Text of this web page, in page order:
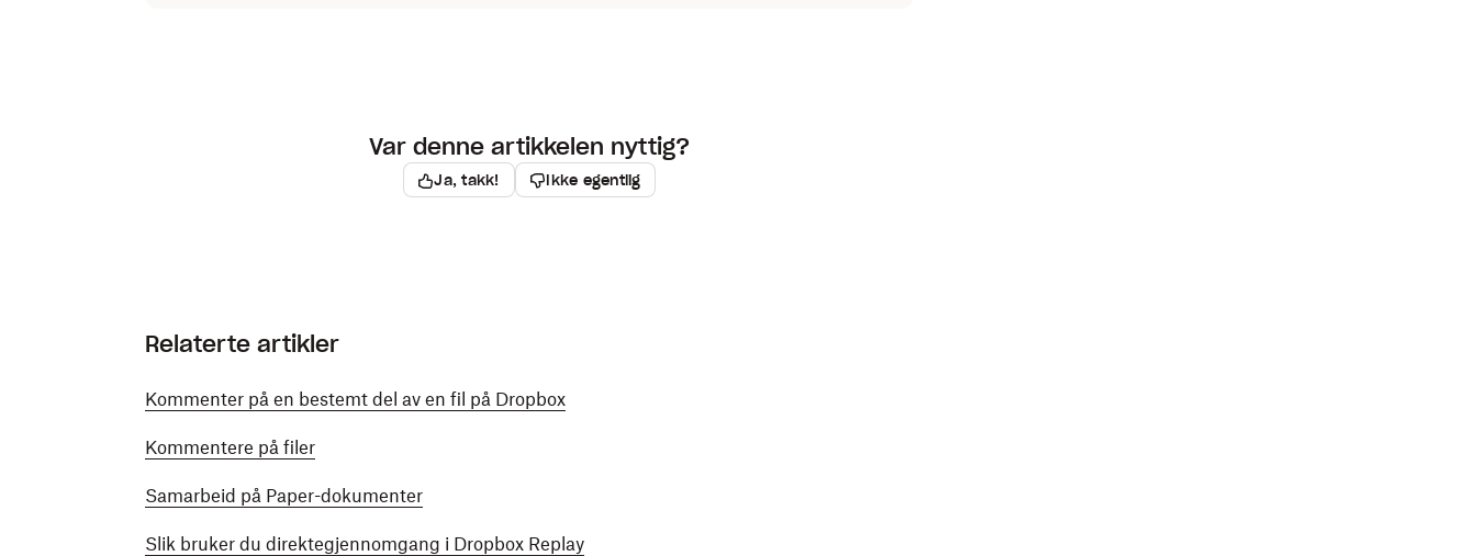
Var denne artikkelen nyttig?
Ja, takk! Ikke egentlig
Relaterte artikler
Kommenter på en bestemt del av en fil på Dropbox
Kommentere på filer
Samarbeid på Paper-dokumenter
Slik bruker du direktegjennomgang i Dropbox Replay